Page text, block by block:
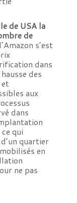
de USA la
de
s’est
dans
des
aux
dans
qui
quartier
en
ne pas